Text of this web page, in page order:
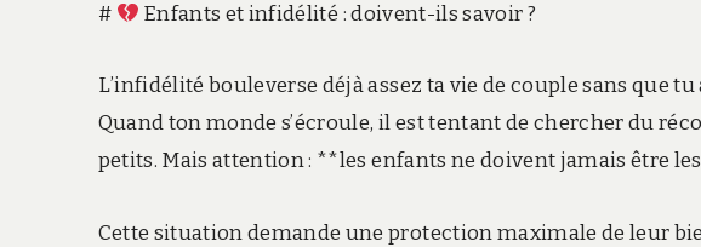
# Enfants et infidélité : doivent-ils savoir ?
L’infidélité bouleverse déjà assez ta vie de couple sans que
Quand ton monde s’écroule, il est tentant de chercher du
petits. Mais attention : **les enfants ne doivent jamais être
Cette situation demande une protection maximale de leur